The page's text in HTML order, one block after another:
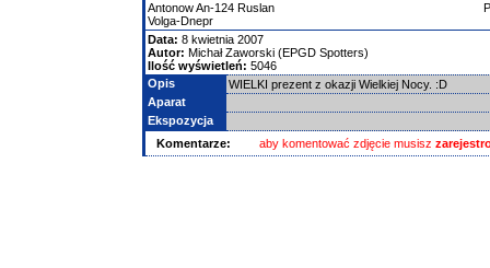
AntonowAn-124 Ruslan
Volga-Dnepr
Data: 8 kwietnia 2007
Autor: Michał Zaworski (EPGD Spotters)
Ilość wyświetleń: 5046
Opis
WIELKI prezent z okazji Wielkiej Nocy. :D
Aparat
Ekspozycja
Komentarze:
aby komentować zdjęcie musisz